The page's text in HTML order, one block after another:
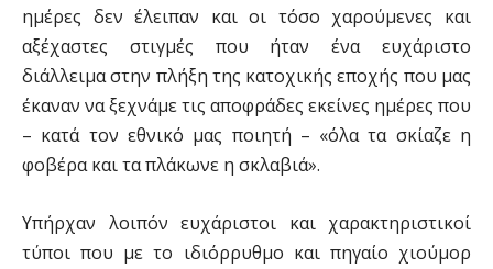
ημέρες δεν έλειπαν και οι τόσο χαρούμενες και
αξέχαστες στιγμές που ήταν ένα ευχάριστο
διάλλειμα στην πλήξη της κατοχικής εποχής που μας
έκαναν να ξεχνάμε τις αποφράδες εκείνες ημέρες που
– κατά τον εθνικό μας ποιητή – «όλα τα σκίαζε η
φοβέρα και τα πλάκωνε η σκλαβιά».
Υπήρχαν λοιπόν ευχάριστοι και χαρακτηριστικοί
τύποι που με το ιδιόρρυθμο και πηγαίο χιούμορ